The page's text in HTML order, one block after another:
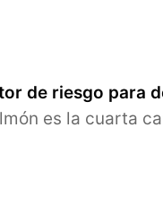
de riesgo para
es la cuarta